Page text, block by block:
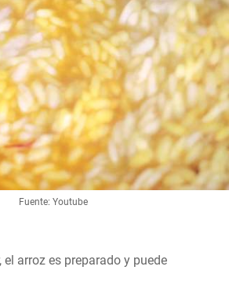
Fuente: Youtube
el arroz es preparado y puede